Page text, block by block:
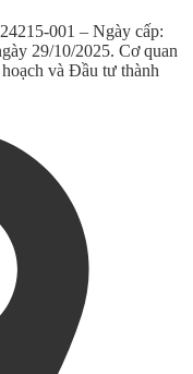
001 – Ngày cấp:
29/10/2025. Cơ quan
và Đầu tư thành